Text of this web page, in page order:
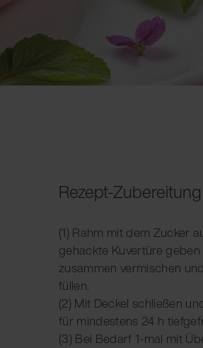
Rezept-Zubereitung
(1) Rahm mit dem Zucker
gehackte Kuvertüre
zusammen vermischen
füllen.
(2) Mit Deckel schließen
für mindestens 24 h
(3) Bei Bedarf 1-mal mit